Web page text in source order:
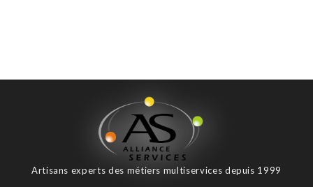
Artisans experts des métiers multiservices depuis 1999